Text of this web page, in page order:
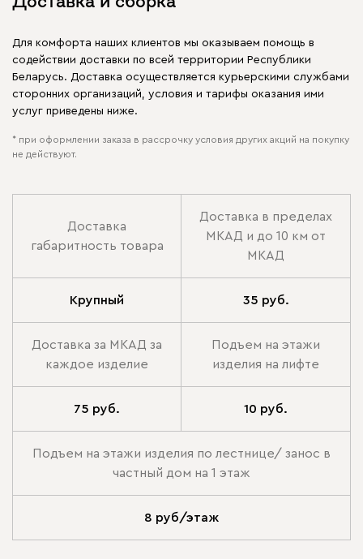
Для комфорта наших клиентов мы оказываем помощь в
содействии доставки по всей территории Республики
Беларусь. Доставка осуществляется курьерскими службами
сторонних организаций, условия и тарифы оказания ими
услуг приведены ниже.
* при оформлении заказа в рассрочку условия других акций на покупку
не действуют.
Доставка
габаритность товара
Доставка в пределах
МКАД и до 10 км от
МКАД
Крупный 35 руб.
Доставка за МКАД за
каждое изделие
Подъем на этажи
изделия на лифте
75 руб. 10 руб.
Подъем на этажи изделия по лестнице/ занос в
частный дом на 1 этаж
8 руб/этаж